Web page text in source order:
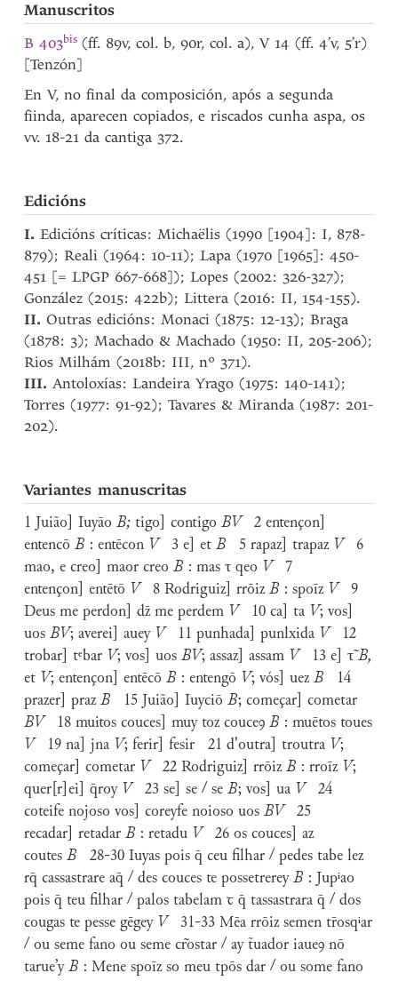
Manuscritos
B 403bis (ff. 89v, col. b, 90r, col. a), V 14 (ff. 4’v, 5’r)
[Tenzón]
En V, no final da composición, após a segunda
fiinda, aparecen copiados, e riscados cunha aspa, os
vv. 18-21 da cantiga 372.
Edicións
I. Edicións críticas: Michaëlis (1990 [1904]: I, 878-
879); Reali (1964: 10-11); Lapa (1970 [1965]: 450-
451 [= LPGP 667-668]); Lopes (2002: 326-327);
González (2015: 422b); Littera (2016: II, 154-155).
II. Outras edicións: Monaci (1875: 12-13); Braga
(1878: 3); Machado & Machado (1950: II, 205-206);
Rios Milhám (2018b: III, nº 371).
III. Antoloxías: Landeira Yrago (1975: 140-141);
Torres (1977: 91-92); Tavares & Miranda (1987: 201-
202).
Variantes manuscritas
1 Juião] IuyāoB; tigo] contigoBV 2 entençon]
entencōB : entēcon V 3 e] etB 5 rapaz] trapaz V 6
mao, e creo] maor creoB : mas τ qeo V 7
entençon] entētō V 8 Rodriguiz] rrōizB : spoīz V 9
Deus me perdon] dz̄ me perdem V 10 ca] ta V; vos]
uosBV; averei] auey V 11 punhada] punlxida V 12
trobar] tᵉbar V; vos] uosBV; assaz] assam V 13 e] τ̃B,
et V; entençon] entēcōB : entengō V; vós] uezB 14
prazer] prazB 15 Juião] IuyciōB; começar] cometar
BV 18 muitos couces] muy toz couceꝯB : muētos toues
V 19 na] jna V; ferir] fesir 21 d'outra] troutra V;
começar] cometar V 22 Rodriguiz] rrōizB : rroīz V;
quer[r]ei] q̄roy V 23 se] se / seB; vos] ua V 24
coteife nojoso vos] coreyfe noioso uosBV 25
recadar] retadar B : retadu V 26 os couces] az
coutesB 28-30 Iuyas pois q̄ ceu filhar / pedes tabe lez
rq̄ cassastrare aq̄ / des couces te possetrereyB : Jupⁱao
pois q̄ teu filhar / palos tabelam ꞇ q̄ tassastrara q̄ / dos
cougas te pesse gēgey V 31-33 Mēa rrōiz semen tr̄osqⁱar
/ ou seme fano ou seme cr͂ostar / ay t̃uador iaueꝯ nō
tarue’yB : Mene spoīz so meu tpōs dar / ou some fano